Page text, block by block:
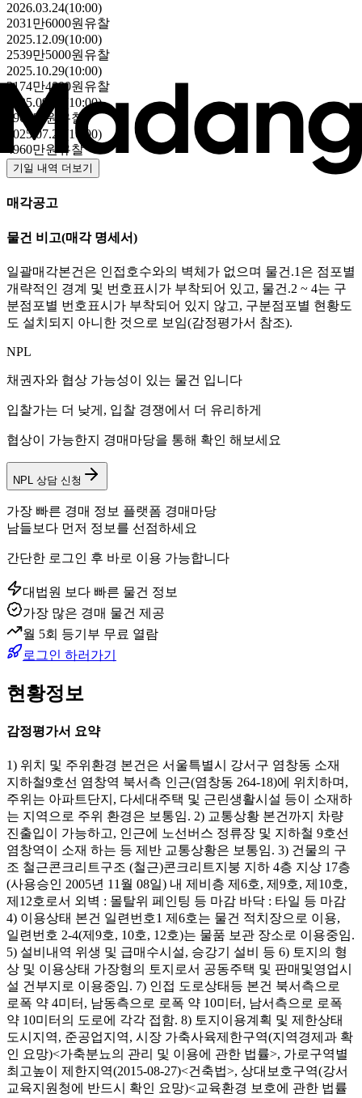
2026.03.24(10:00)
2031만6000원 유찰
2025.12.09(10:00)
2539만5000원 유찰
2025.10.29(10:00)
3174만4000원 유찰
2025.09.16(10:00)
3968만원
유찰
2025.07.29(10:00)
4960만원
유찰
기일 내역 더보기
매각공고
물건 비고(매각 명세서)
일괄매각본건은 인접호수와의 벽체가 없으며 물건.1은 점포별
개략적인 경계 및 번호표시가 부착되어 있고, 물건.2 ~ 4는 구
분점포별 번호표시가 부착되어 있지 않고, 구분점포별 현황도
도 설치되지 아니한 것으로 보임(감정평가서 참조).
NPL
채권자와 협상 가능성이 있는 물건 입니다
입찰가는 더 낮게, 입찰 경쟁에서 더 유리하게
협상이 가능한지 경매마당을 통해 확인 해보세요
NPL 상담 신청
가장 빠른 경매 정보 플랫폼 경매마당
남들보다 먼저 정보를 선점하세요
간단한 로그인 후 바로 이용 가능합니다
대법원 보다 빠른 물건 정보
가장 많은 경매 물건 제공
월 5회 등기부 무료 열람
로그인 하러가기
현황정보
감정평가서 요약
1) 위치 및 주위환경 본건은 서울특별시 강서구 염창동 소재
지하철9호선 염창역 북서측 인근(염창동 264-18)에 위치하며,
주위는 아파트단지, 다세대주택 및 근린생활시설 등이 소재하
는 지역으로 주위 환경은 보통임. 2) 교통상황 본건까지 차량
진출입이 가능하고, 인근에 노선버스 정류장 및 지하철 9호선
염창역이 소재 하는 등 제반 교통상황은 보통임. 3) 건물의 구
조 철근콘크리트구조 (철근)콘크리트지붕 지하 4층 지상 17층
(사용승인 2005년 11월 08일) 내 제비층 제6호, 제9호, 제10호,
제12호로서 외벽 : 몰탈위 페인팅 등 마감 바닥 : 타일 등 마감
4) 이용상태 본건 일련번호1 제6호는 물건 적치장으로 이용,
일련번호 2-4(제9호, 10호, 12호)는 물품 보관 장소로 이용중임.
5) 설비내역 위생 및 급매수시설, 승강기 설비 등 6) 토지의 형
상 및 이용상태 가장형의 토지로서 공동주택 및 판매및영업시
설 건부지로 이용중임. 7) 인접 도로상태등 본건 북서측으로
로폭 약 4미터, 남동측으로 로폭 약 10미터, 남서측으로 로폭
약 10미터의 도로에 각각 접함. 8) 토지이용계획 및 제한상태
도시지역, 준공업지역, 시장 가축사육제한구역(지역경제과 확
인 요망)<가축분뇨의 관리 및 이용에 관한 법률>, 가로구역별
최고높이 제한지역(2015-08-27)<건축법>, 상대보호구역(강서
교육지원청에 반드시 확인 요망)<교육환경 보호에 관한 법률